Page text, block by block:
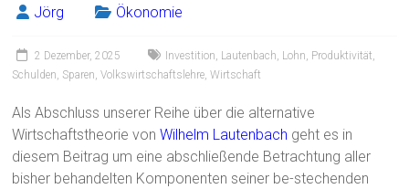
Jörg Ökonomie
2 Dezember, 2025 Investition, Lautenbach, Lohn, Produktivität,
Schulden, Sparen,Volkswirtschaftslehre,Wirtschaft
Als Abschluss unserer Reihe über die alternative
Wirtschaftstheorie vonWilhelm Lautenbach geht es in
diesem Beitrag um eine abschließende Betrachtung aller
bisher behandelten Komponenten seiner be-stechenden